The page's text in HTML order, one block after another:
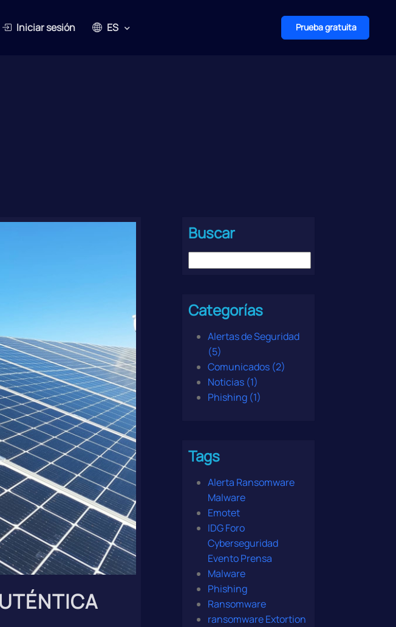
Iniciar sesión ES Prueba gratuita
Buscar
Categorías
Alertas de Seguridad
(5)
Comunicados (2)
Noticias (1)
Phishing (1)
Tags
Alerta Ransomware
Malware
Emotet
IDG Foro
Cyberseguridad
Evento Prensa
Malware
Phishing
Ransomware
ransomware Extortion